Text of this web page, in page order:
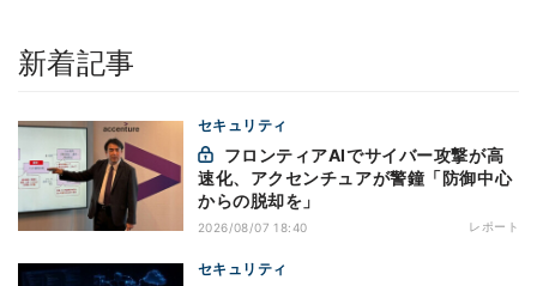
新着記事
セキュリティ
速化、アクセンチュアが警鐘「防御中心
からの脱却を」
2026/08/07 18:40 レポート
セキュリティ